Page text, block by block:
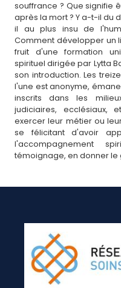
souffrance ? Que signifie
après la mort ? Y a-t-il du
il au plus insu de
Comment développer un
fruit d'une formation
spirituel dirigée par Lytta
son introduction. Les
l'une est anonyme,
inscrits dans les
judiciaires, ecclésiaux,
exercer leur métier ou
se félicitant d'avoir
l'accompagnement
témoignage, en donner le